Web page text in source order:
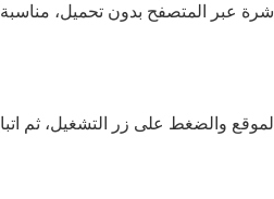
عبر المتصفح بدون تحميل،
والضغط على زر التشغيل، ثم